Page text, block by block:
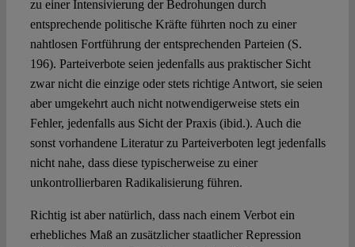
zu einer Intensivierung der Bedrohungen durch
entsprechende politische Kräfte führten noch zu einer
nahtlosen Fortführung der entsprechenden Parteien (S.
196). Parteiverbote seien jedenfalls aus praktischer Sicht
zwar nicht die einzige oder stets richtige Antwort, sie seien
aber umgekehrt auch nicht notwendigerweise stets ein
Fehler, jedenfalls aus Sicht der Praxis (ibid.). Auch die
sonst vorhandene Literatur zu Parteiverboten legt jedenfalls
nicht nahe, dass diese typischerweise zu einer
unkontrollierbaren Radikalisierung führen.
Richtig ist aber natürlich, dass nach einem Verbot ein
erhebliches Maß an zusätzlicher staatlicher Repression